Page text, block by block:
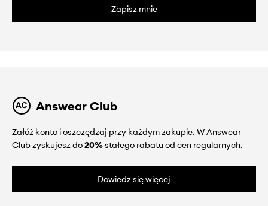
Zapisz mnie
Answear Club
Załóż konto i oszczędzaj przy każdym zakupie. W Answear
Club zyskujesz do20%stałego rabatu od cen regularnych.
Dowiedz się więcej